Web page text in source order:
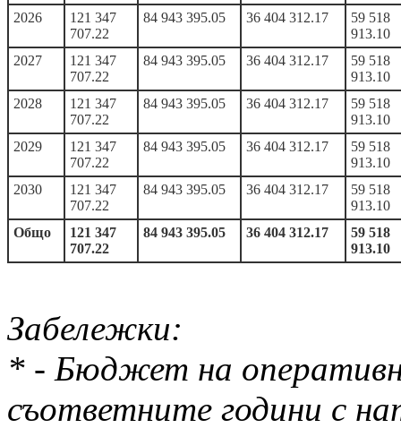
2026
121 347
707.22
84 943 395.05 36 404 312.17
59 518
913.10
2027
121 347
707.22
84 943 395.05 36 404 312.17
59 518
913.10
2028
121 347
707.22
84 943 395.05 36 404 312.17
59 518
913.10
2029
121 347
707.22
84 943 395.05 36 404 312.17
59 518
913.10
2030
121 347
707.22
84 943 395.05 36 404 312.17
59 518
913.10
Общо
121 347
707.22
84 943 395.05 36 404 312.17
59 518
913.10
Забележки:
* - Бюджет на
съответните години с